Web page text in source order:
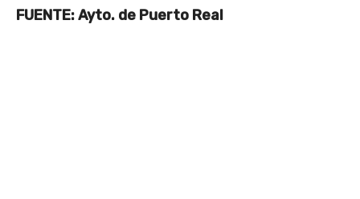
FUENTE: Ayto. de Puerto Real